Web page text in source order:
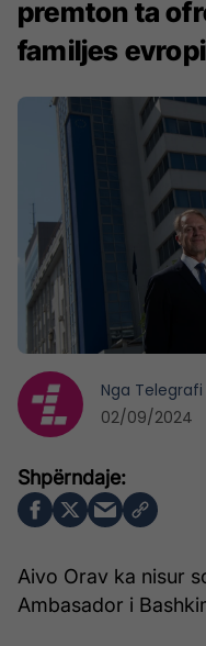
premton ta
familjes
Aivo Orav ka nisur
Ambasador i
Nga Telegrafi
02/09/2024